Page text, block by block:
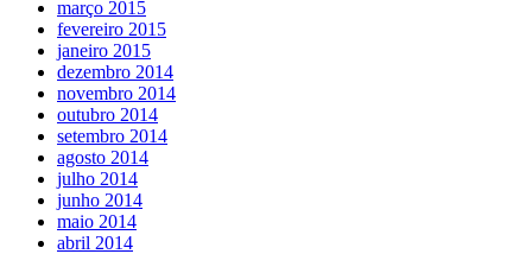
março 2015
fevereiro 2015
janeiro 2015
dezembro 2014
novembro 2014
outubro 2014
setembro 2014
agosto 2014
julho 2014
junho 2014
maio 2014
abril 2014